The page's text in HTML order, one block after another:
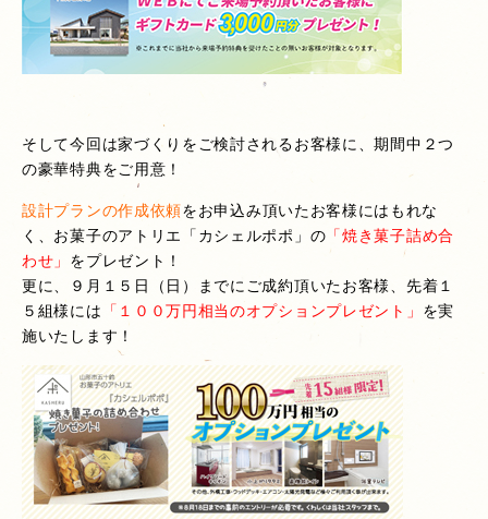
そして今回は家づくりをご検討されるお客様に、期間中２つ
の豪華特典をご用意！
設計プランの作成依頼をお申込み頂いたお客様にはもれな
く、お菓子のアトリエ「カシェルポポ」の 「焼き菓子詰め合
わせ」 をプレゼント！
更に、９月１５日（日）までにご成約頂いたお客様、先着１
５組様には 「１００万円相当のオプションプレゼント」 を実
施いたします！